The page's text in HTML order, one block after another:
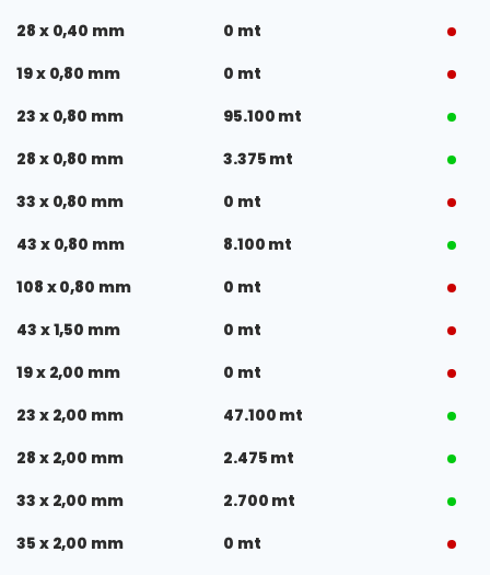
28 x 0,40 mm
0 mt
19 x 0,80 mm
0 mt
23 x 0,80 mm
95.100 mt
28 x 0,80 mm
3.375 mt
33 x 0,80 mm
0 mt
43 x 0,80 mm
8.100 mt
108 x 0,80 mm
0 mt
43 x 1,50 mm
0 mt
19 x 2,00 mm
0 mt
23 x 2,00 mm
47.100 mt
28 x 2,00 mm
2.475 mt
33 x 2,00 mm
2.700 mt
35 x 2,00 mm
0 mt